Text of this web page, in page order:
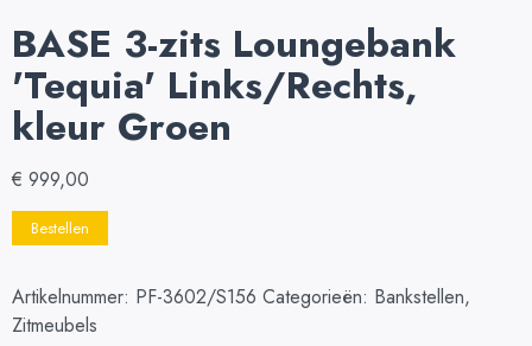
BASE 3-zits Loungebank
'Tequia' Links/Rechts,
kleur Groen
€ 999,00
Bestellen
Artikelnummer: PF-3602/S156 Categorieën: Bankstellen,
Zitmeubels